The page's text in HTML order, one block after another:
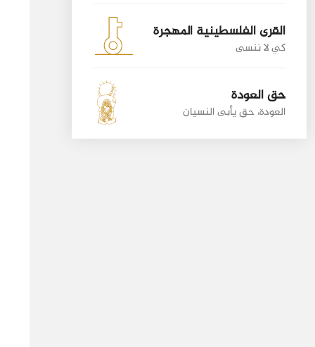
القرى الفلسطينية المهجرة
كي لا ننسى
حق العودة
العودة، حق يأبى النسيان